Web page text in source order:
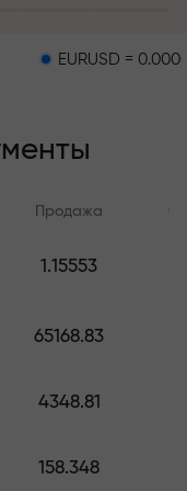
= 0.00001
Продажа
1.15553
65168.83
4348.81
158.348